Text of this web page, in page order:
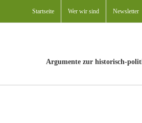
Startseite Wer wir sind Newsletter
Argumente zur historisch-